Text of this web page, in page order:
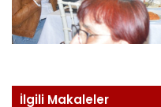
İlgili Makaleler